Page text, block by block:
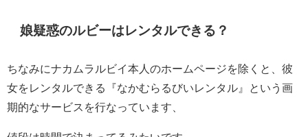
娘疑惑のルビーはレンタルできる？
ちなみにナカムラルビイ本人のホームページを除くと、彼
女をレンタルできる『なかむらるびいレンタル』という画
期的なサービスを行なっています、